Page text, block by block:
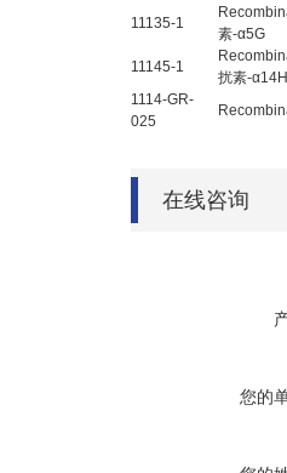
11135-1
素-α5G
11145-1
扰素-
1114-GR-
025
在线咨询
您的